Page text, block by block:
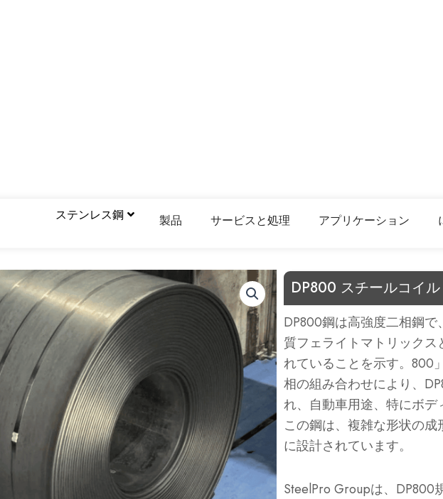
ステンレス鋼 製品 サービスと処理 アプリケーション
DP800 スチールコイ
DP800鋼は高強度二相鋼
質フェライトマトリック
れていることを示す。800
相の組み合わせにより、
れ、自動車用途、特にボデ
この鋼は、複雑な形状の
に設計されています。
SteelPro Groupは、DP800